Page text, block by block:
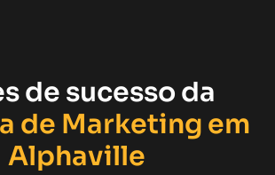
de sucesso da
de Marketing em
Alphaville